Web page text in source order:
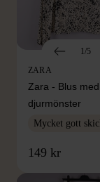
1/5
ZARA
Zara - Blus med
djurmönster
Mycket gott
149 kr